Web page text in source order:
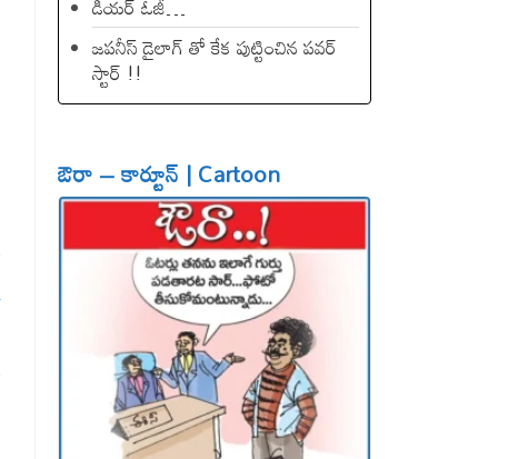
జపనీస్ డైలాగ్ తో కేక పుట్టించిన ప‌వ‌ర్
స్టార్ !!
ఔరా – కార్టూన్ | Cartoon